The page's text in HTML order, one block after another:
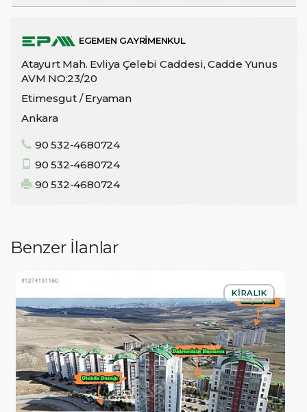
EGEMEN GAYRİMENKUL
Atayurt Mah. Evliya Çelebi Caddesi, Cadde Yunus
AVM NO:23/20
Etimesgut / Eryaman
Ankara
90 532-4680724
90 532-4680724
90 532-4680724
Benzer İlanlar
KIRALIK